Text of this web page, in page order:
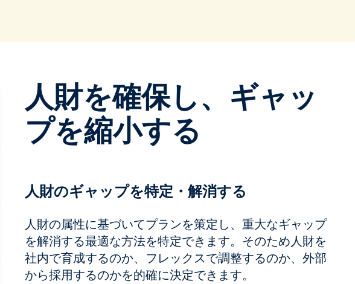
人財を確保し、ギャッ
プを縮小する
人財のギャップを特定・解消する
人財の属性に基づいてプランを策定し、重大なギャップ
を解消する最適な方法を特定できます。そのため人財を
社内で育成するのか、フレックスで調整するのか、外部
から採用するのかを的確に決定できます。